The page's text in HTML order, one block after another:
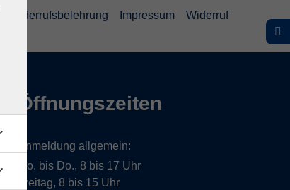
Widerrufsbelehrung Impressum Widerruf
Öffnungszeiten
Anmeldung allgemein:
Mo. bis Do., 8 bis 17 Uhr
Freitag, 8 bis 15 Uhr